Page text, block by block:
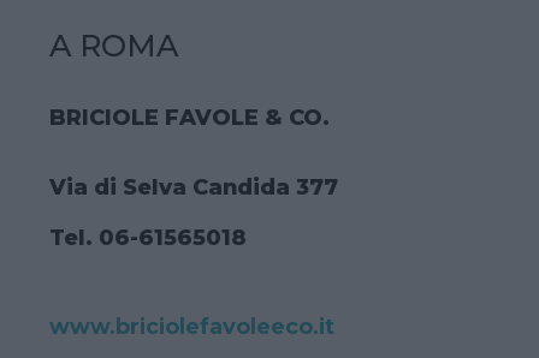
A ROMA
BRICIOLE FAVOLE & CO.
Via di Selva Candida 377
Tel. 06-61565018
www.briciolefavoleeco.it